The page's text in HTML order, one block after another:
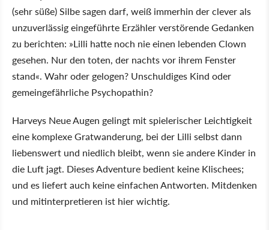
(sehr süße) Silbe sagen darf, weiß immerhin der clever als
unzuverlässig eingeführte Erzähler verstörende Gedanken
zu berichten: »Lilli hatte noch nie einen lebenden Clown
gesehen. Nur den toten, der nachts vor ihrem Fenster
stand«. Wahr oder gelogen? Unschuldiges Kind oder
gemeingefährliche Psychopathin?
Harveys Neue Augen gelingt mit spielerischer Leichtigkeit
eine komplexe Gratwanderung, bei der Lilli selbst dann
liebenswert und niedlich bleibt, wenn sie andere Kinder in
die Luft jagt. Dieses Adventure bedient keine Klischees;
und es liefert auch keine einfachen Antworten. Mitdenken
und mitinterpretieren ist hier wichtig.